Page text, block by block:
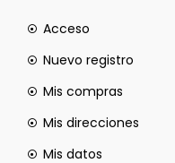
Acceso
Nuevo registro
Mis compras
Mis direcciones
Mis datos